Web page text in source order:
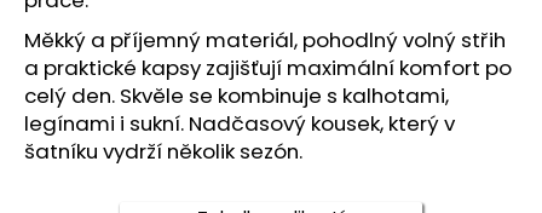
Měkký a příjemný materiál, pohodlný volný střih
a praktické kapsy zajišťují maximální komfort po
celý den. Skvěle se kombinuje s kalhotami,
legínami i sukní. Nadčasový kousek, který v
šatníku vydrží několik sezón.
D
o
p
o
r